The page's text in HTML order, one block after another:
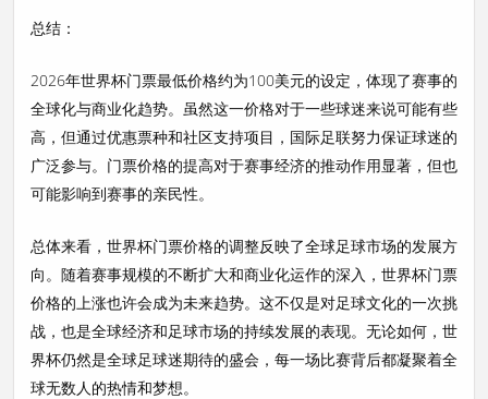
总结：
2026年世界杯门票最低价格约为100美元的设定，体现了赛事的
全球化与商业化趋势。虽然这一价格对于一些球迷来说可能有些
高，但通过优惠票种和社区支持项目，国际足联努力保证球迷的
广泛参与。门票价格的提高对于赛事经济的推动作用显著，但也
可能影响到赛事的亲民性。
总体来看，世界杯门票价格的调整反映了全球足球市场的发展方
向。随着赛事规模的不断扩大和商业化运作的深入，世界杯门票
价格的上涨也许会成为未来趋势。这不仅是对足球文化的一次挑
战，也是全球经济和足球市场的持续发展的表现。无论如何，世
界杯仍然是全球足球迷期待的盛会，每一场比赛背后都凝聚着全
球无数人的热情和梦想。